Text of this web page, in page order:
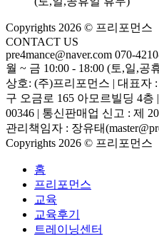
Copyrights 2026 © 프리포먼스
CONTACT US
pre4mance@naver.com 070-
월 ~ 금 10:00 - 18:00 (토,일,공
상호: (주)프리포먼스 | 대표자
구 오금로 165 아모르빌딩 4층
00346 | 통신판매업 신고 : 제
관리책임자 : 장유태
Copyrights 2026 © 프리포먼스
홈
프리포먼스
교육
교육후기
트레이닝센터